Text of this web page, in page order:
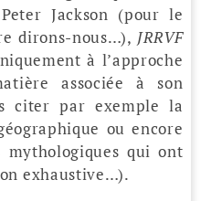
Jackson (pour le
dirons-nous…), JRRVF
à l’approche
associée à son
citer par exemple la
ou encore
qui ont
exhaustive…).